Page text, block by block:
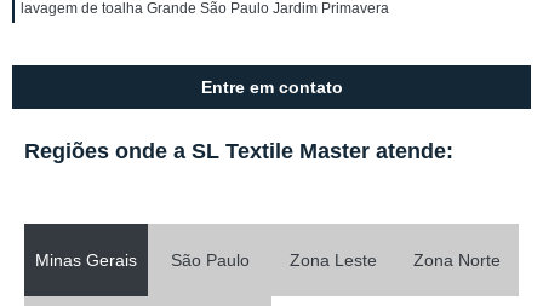
lavagem de toalha Grande São Paulo Jardim Primavera
Entre em contato
Regiões onde a SL Textile Master atende:
Minas Gerais São Paulo Zona Leste Zona Norte